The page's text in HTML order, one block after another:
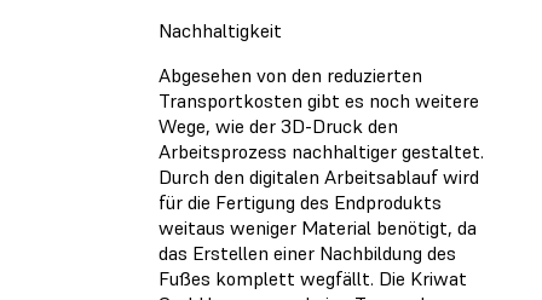
Nachhaltigkeit
Abgesehen von den reduzierten
Transportkosten gibt es noch weitere
Wege, wie der 3D-Druck den
Arbeitsprozess nachhaltiger gestaltet.
Durch den digitalen Arbeitsablauf wird
für die Fertigung des Endprodukts
weitaus weniger Material benötigt, da
das Erstellen einer Nachbildung des
Fußes komplett wegfällt. Die Kriwat